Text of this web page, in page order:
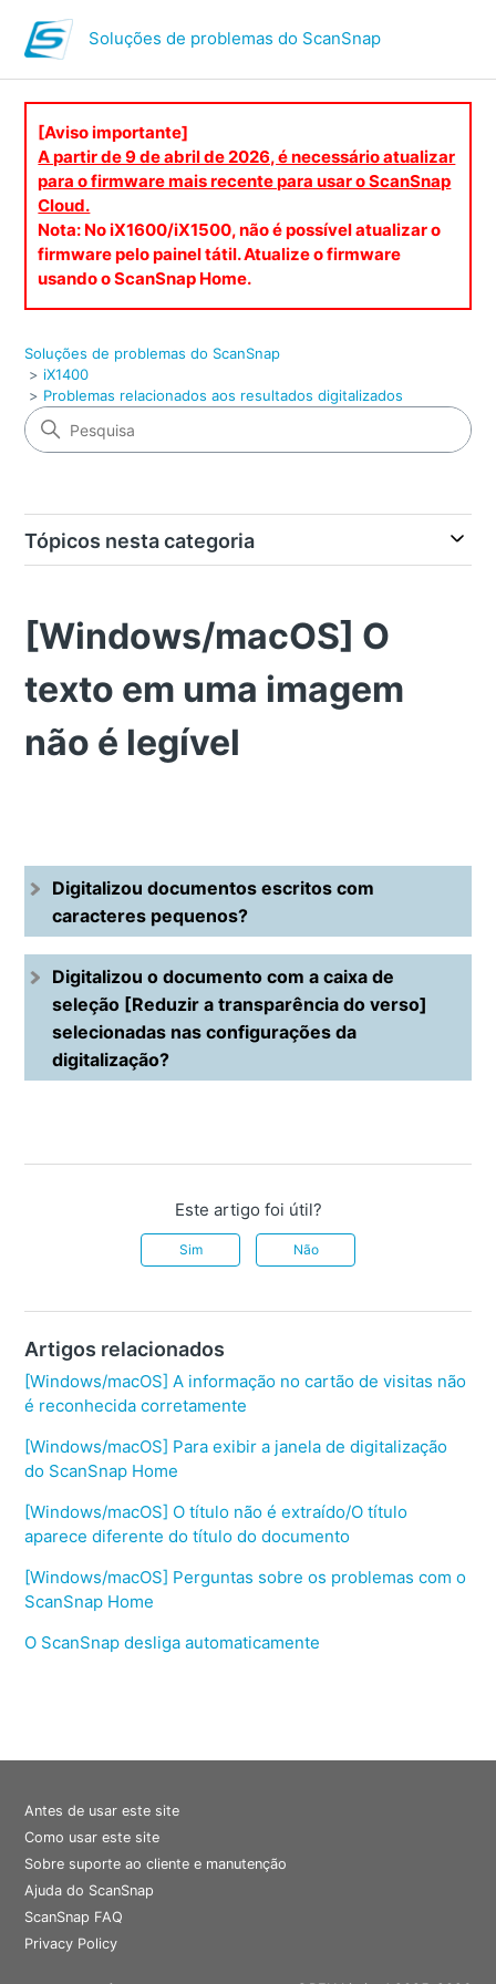
Soluções de problemas do ScanSnap
[Aviso importante]
A partir de 9 de abril de 2026, é necessário atualizar
para o firmware mais recente para usar o ScanSnap
Cloud.
Nota: No iX1600/iX1500, não é possível atualizar o
firmware pelo painel tátil. Atualize o firmware
usando o ScanSnap Home.
Soluções de problemas do ScanSnap
iX1400
Problemas relacionados aos resultados digitalizados
Tópicos nesta categoria
[Windows/macOS] O
texto em uma imagem
não é legível
Digitalizou documentos escritos com
caracteres pequenos?
Digitalizou o documento com a caixa de
seleção [Reduzir a transparência do verso]
selecionadas nas configurações da
digitalização?
Este artigo foi útil?
Sim Não
Artigos relacionados
[Windows/macOS] A informação no cartão de visitas não
é reconhecida corretamente
[Windows/macOS] Para exibir a janela de digitalização
do ScanSnap Home
[Windows/macOS] O título não é extraído/O título
aparece diferente do título do documento
[Windows/macOS] Perguntas sobre os problemas com o
ScanSnap Home
O ScanSnap desliga automaticamente
Antes de usar este site
Como usar este site
Sobre suporte ao cliente e manutenção
Ajuda do ScanSnap
ScanSnap FAQ
Privacy Policy